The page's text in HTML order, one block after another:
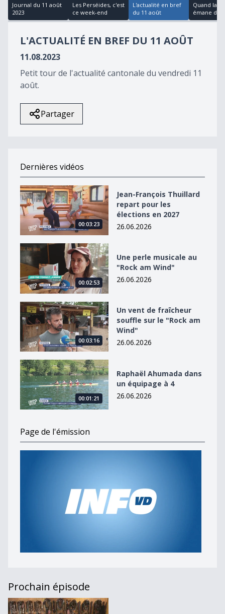
12
minutes,
11
Journal du 11 août
2023
Les Perséides, c'est
ce week-end
L'actualité en bref
du 11 août
Quand la
émane du
L'ACTUALITÉ EN BREF DU 11 AOÛT
11.08.2023
Petit tour de l'actualité cantonale du vendredi 11
août.
Partager
Dernières vidéos
Jean-François Thuillard repart pour les élections en
00:03:23
Jean-François Thuillard
repart pour les
élections en 2027
26.06.2026
Une perle musicale au &quot;Rock am Wind&quot;
00:02:53
Une perle musicale au
"Rock am Wind"
26.06.2026
Un vent de fraîcheur souffle sur le &quot;Rock am
00:03:16
Un vent de fraîcheur
souffle sur le "Rock am
Wind"
26.06.2026
Raphaël Ahumada dans un équipage à 4
00:01:21
Raphaël Ahumada dans
un équipage à 4
26.06.2026
Page de l'émission
Prochain épisode
Journal du 15 août 2023